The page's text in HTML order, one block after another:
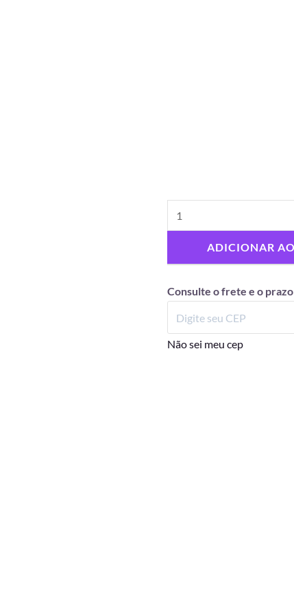
ADICIONAR
Consulte o frete e o
Não sei meu cep